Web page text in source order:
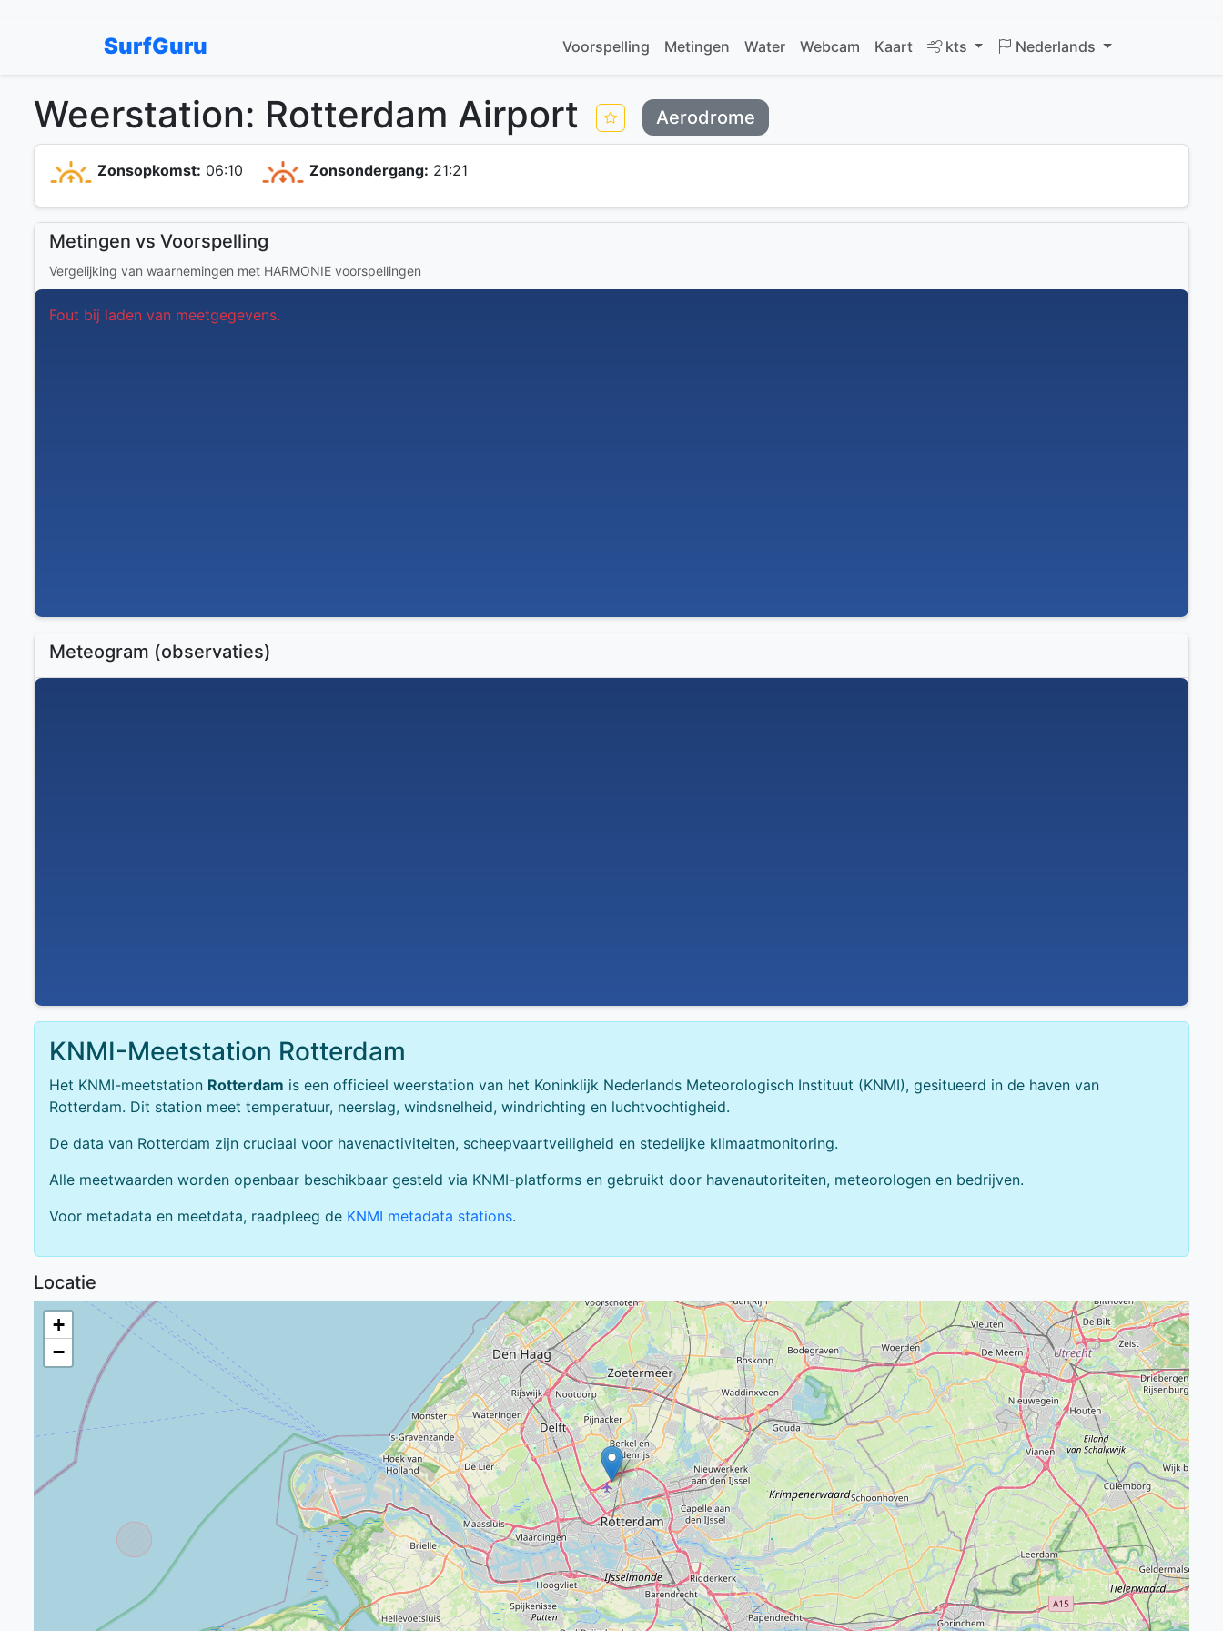
SurfGuru Voorspelling Metingen Water Webcam Kaart kts Nederlands
Weerstation: Rotterdam Airport Aerodrome
Zonsopkomst: 06:10 Zonsondergang: 21:21
Metingen vs Voorspelling
Vergelijking van waarnemingen met HARMONIE voorspellingen
Fout bij laden van meetgegevens.
Meteogram (observaties)
KNMI-Meetstation Rotterdam
Het KNMI-meetstation Rotterdam is een officieel weerstation van het Koninklijk Nederlands Meteorologisch Instituut (KNMI), gesitueerd in de haven van
Rotterdam. Dit station meet temperatuur, neerslag, windsnelheid, windrichting en luchtvochtigheid.
De data van Rotterdam zijn cruciaal voor havenactiviteiten, scheepvaartveiligheid en stedelijke klimaatmonitoring.
Alle meetwaarden worden openbaar beschikbaar gesteld via KNMI-platforms en gebruikt door havenautoriteiten, meteorologen en bedrijven.
Voor metadata en meetdata, raadpleeg de KNMI metadata stations.
Locatie
+
−